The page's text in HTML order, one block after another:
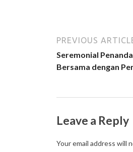
PREVIOUS
Seremonial
Bersama dengan
Leave a Reply
Your email address will